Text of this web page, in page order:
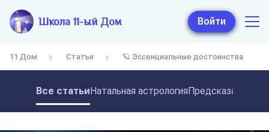
Школа 11-ый Дом Войти
11 Дом Статьи 🪐 Эссенциальные достоинства
Все статьиНатальная астрология